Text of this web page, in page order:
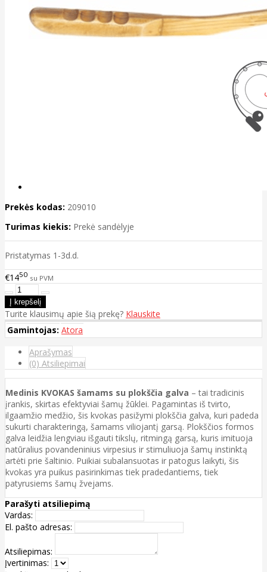
Prekės kodas: 209010
Turimas kiekis: Prekė sandėlyje
Pristatymas 1-3d.d.
€1450 su PVM
Turite klausimų apie šią prekę? Klauskite
Gamintojas: Atora
Aprašymas
(0) Atsiliepimai
Medinis KVOKAS šamams su plokščia galva – tai tradicinis
įrankis, skirtas efektyviai šamų žūklei. Pagamintas iš tvirto,
ilgaamžio medžio, šis kvokas pasižymi plokščia galva, kuri padeda
sukurti charakteringą, šamams viliojantį garsą. Plokščios formos
galva leidžia lengviau išgauti tikslų, ritmingą garsą, kuris imituoja
natūralius povandeninius virpesius ir stimuliuoja šamų instinktą
artėti prie šaltinio. Puikiai subalansuotas ir patogus laikyti, šis
kvokas yra puikus pasirinkimas tiek pradedantiems, tiek
patyrusiems šamų žvejams.
Parašyti atsiliepimą
Vardas:
El. pašto adresas:
Atsiliepimas:
Įvertinimas: